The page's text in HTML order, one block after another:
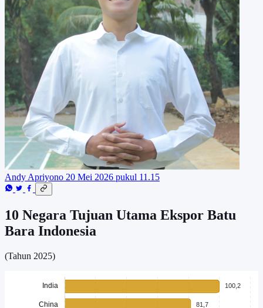
Andy Apriyono 20 Mei 2026 pukul 11.15
10 Negara Tujuan Utama Ekspor Batu
Bara Indonesia
(Tahun 2025)